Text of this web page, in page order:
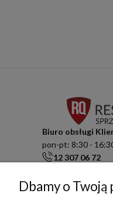
Biuro obsługi
pon-pt: 8:30 -
12 307 06 72
Dbamy o Twoją